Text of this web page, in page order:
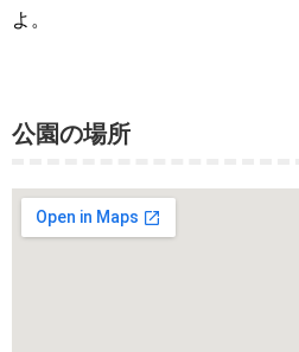
よ。
公園の場所